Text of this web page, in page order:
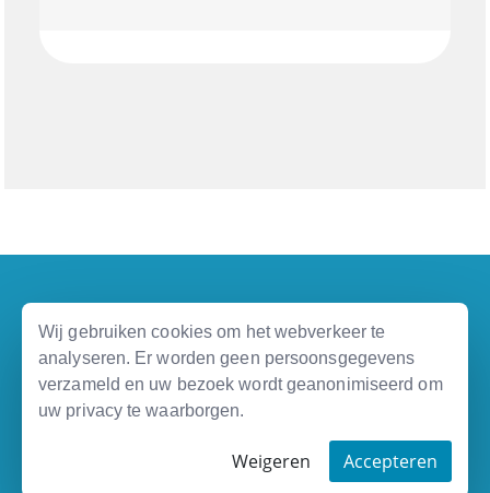
Wij gebruiken cookies om het webverkeer te
analyseren. Er worden geen persoonsgegevens
verzameld en uw bezoek wordt geanonimiseerd om
uw privacy te waarborgen.
Weigeren Accepteren